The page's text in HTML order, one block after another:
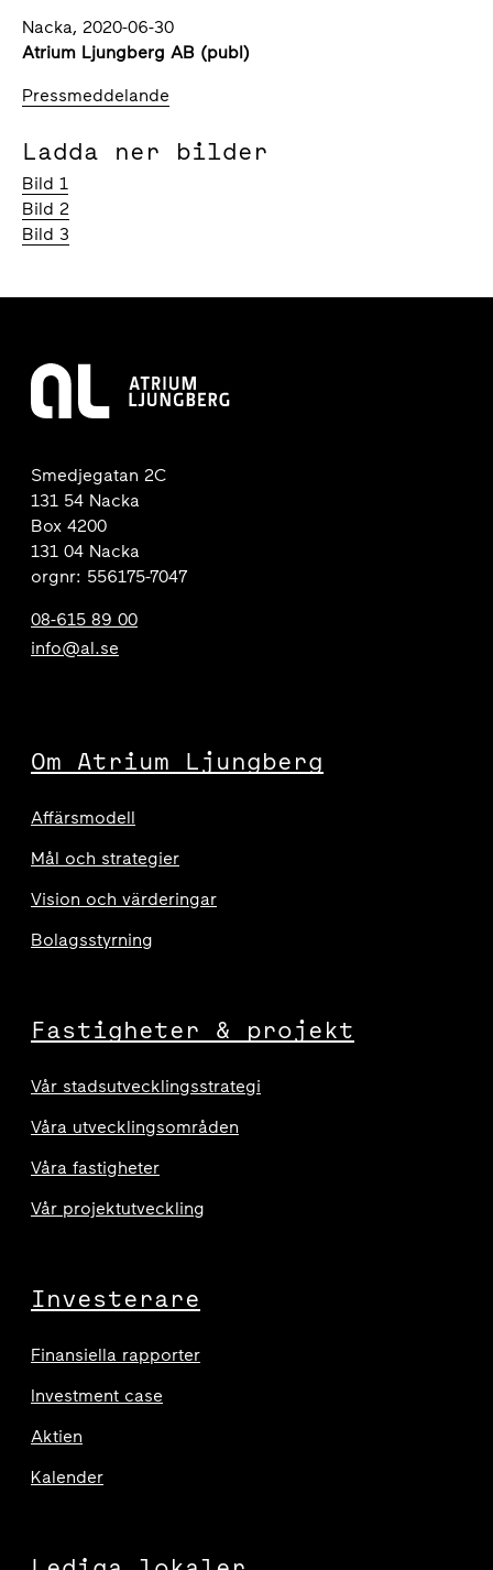
Nacka, 2020-06-30
Atrium Ljungberg AB (publ)
Pressmeddelande
Ladda ner bilder
Bild 1
Bild 2
Bild 3
Smedjegatan 2C
131 54 Nacka
Box 4200
131 04 Nacka
orgnr: 556175-7047
08-615 89 00
info@al.se
Om Atrium Ljungberg
Affärsmodell
Mål och strategier
Vision och värderingar
Bolagsstyrning
Fastigheter & projekt
Vår stadsutvecklingsstrategi
Våra utvecklingsområden
Våra fastigheter
Vår projektutveckling
Investerare
Finansiella rapporter
Investment case
Aktien
Kalender